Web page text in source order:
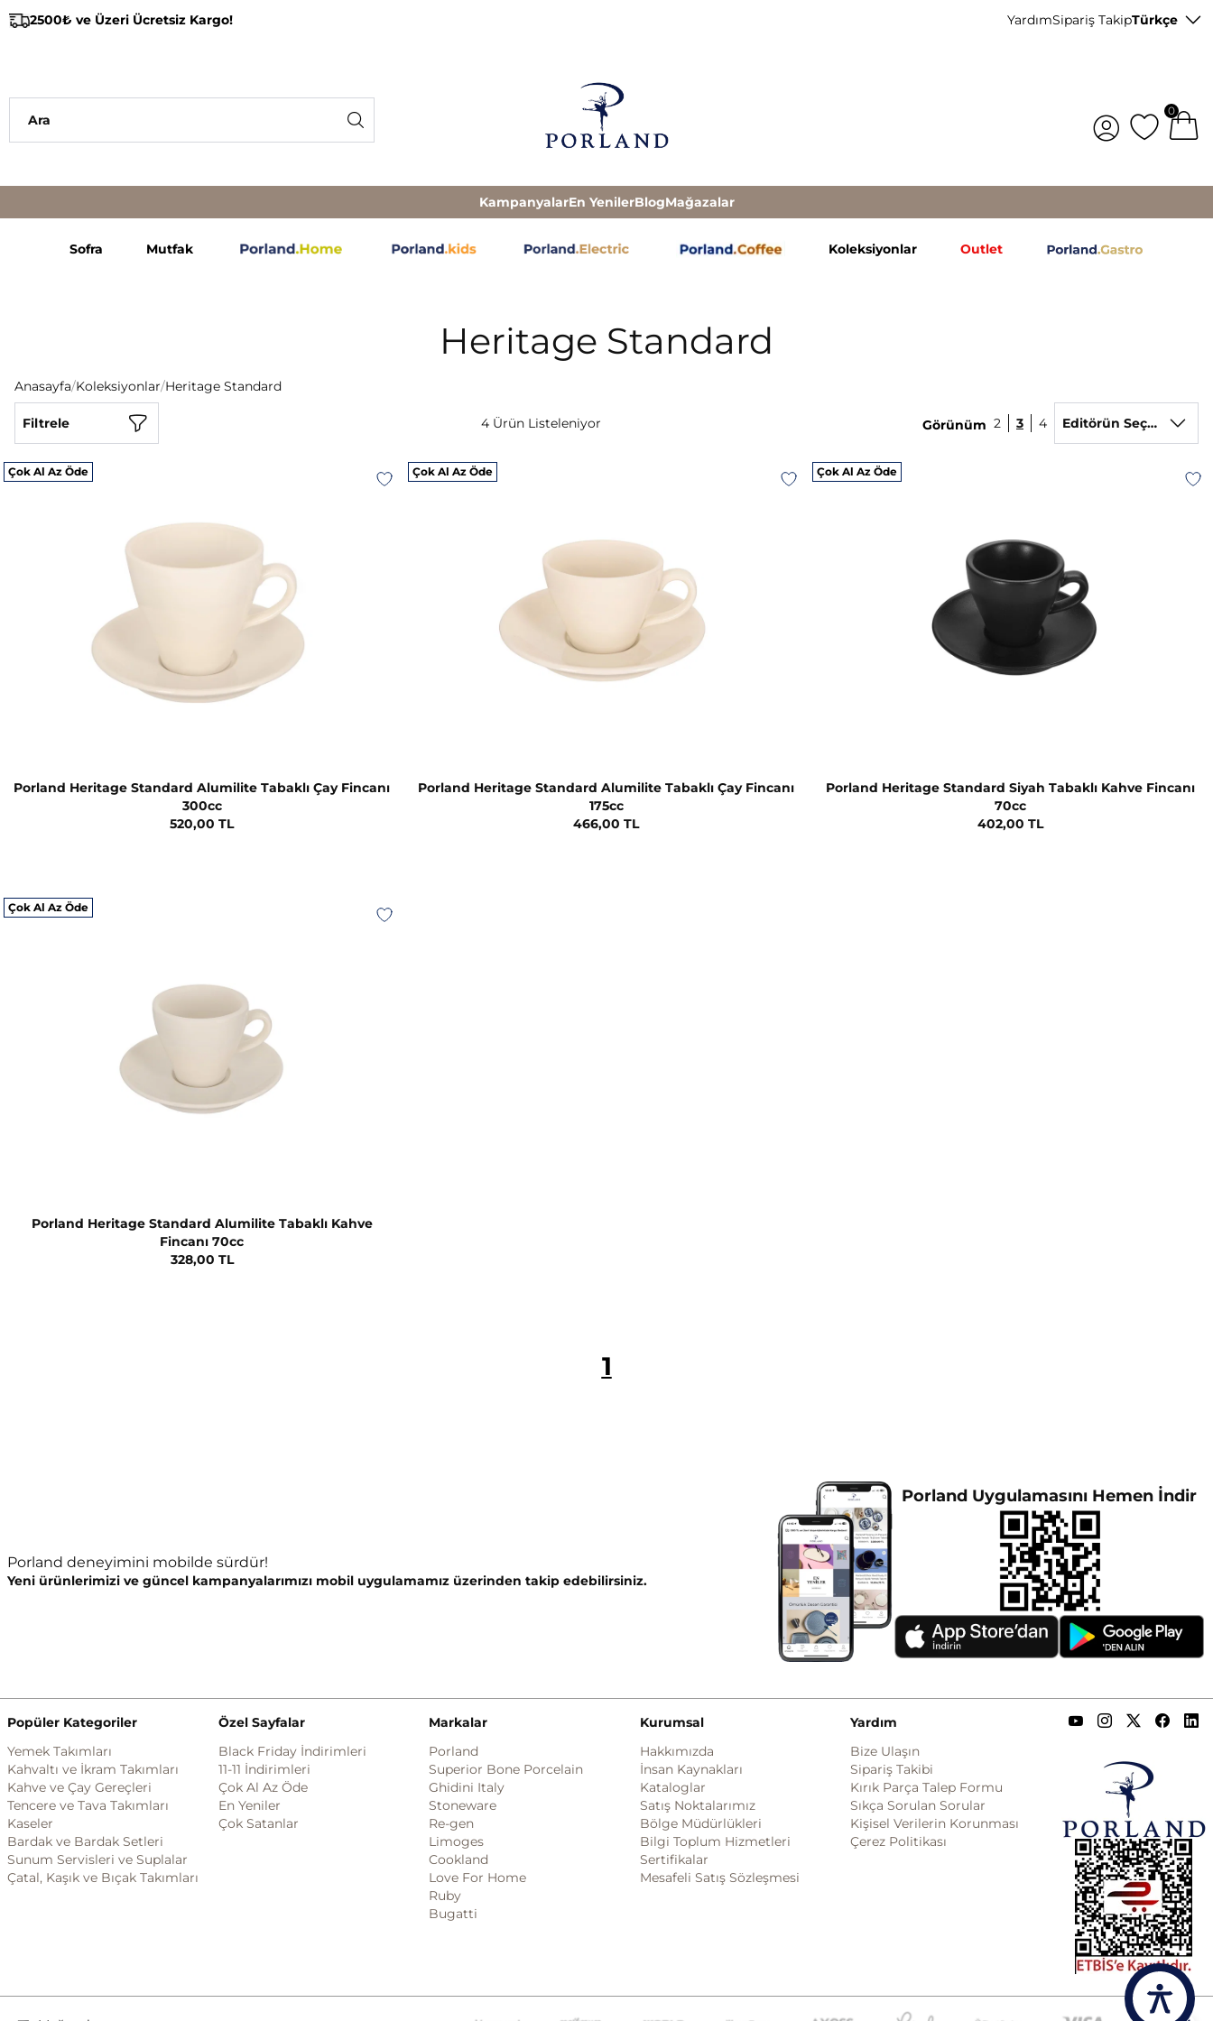
2500₺ ve Üzeri Ücretsiz Kargo! YardımSipariş TakipTürkçe
0
KampanyalarEn YenilerBlogMağazalar
Sofra Mutfak Koleksiyonlar Outlet
Heritage Standard
Anasayfa/Koleksiyonlar/Heritage Standard
4 Ürün Listeleniyor
Filtrele Görünüm 4
3
2 Editörün Seçimi
Çok Al Az Öde
Porland Heritage Standard Alumilite Tabaklı Çay Fincanı
300cc
520,00 TL
Çok Al Az Öde
Porland Heritage Standard Alumilite Tabaklı Çay Fincanı
175cc
466,00 TL
Çok Al Az Öde
Porland Heritage Standard Siyah Tabaklı Kahve Fincanı
70cc
402,00 TL
Çok Al Az Öde
Porland Heritage Standard Alumilite Tabaklı Kahve
Fincanı 70cc
328,00 TL
1
Porland deneyimini mobilde sürdür!
Yeni ürünlerimizi ve güncel kampanyalarımızı mobil uygulamamız üzerinden takip edebilirsiniz.
Porland Uygulamasını Hemen İndir
Popüler Kategoriler
Yemek Takımları
Kahvaltı ve İkram Takımları
Kahve ve Çay Gereçleri
Tencere ve Tava Takımları
Kaseler
Bardak ve Bardak Setleri
Sunum Servisleri ve Suplalar
Çatal, Kaşık ve Bıçak Takımları
Markalar
Porland
Superior Bone Porcelain
Ghidini Italy
Stoneware
Re-gen
Limoges
Cookland
Love For Home
Ruby
Bugatti
Kurumsal
Hakkımızda
İnsan Kaynakları
Kataloglar
Satış Noktalarımız
Bölge Müdürlükleri
Bilgi Toplum Hizmetleri
Sertifikalar
Mesafeli Satış Sözleşmesi
Yardım
Bize Ulaşın
Sipariş Takibi
Kırık Parça Talep Formu
Sıkça Sorulan Sorular
Kişisel Verilerin Korunması
Çerez Politikası
Özel Sayfalar
Black Friday İndirimleri
11-11 İndirimleri
Çok Al Az Öde
En Yeniler
Çok Satanlar